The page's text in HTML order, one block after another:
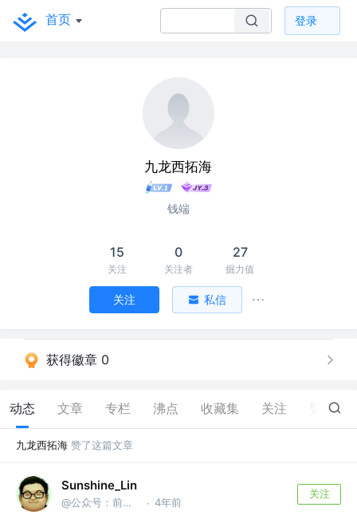
首页 登录
九龙西拓海
钱端
15
关注
0
关注者
27
掘力值
关注 私信
获得徽章 0
动态 文章 专栏 沸点 收藏集 关注 32
九龙西拓海 赞了这篇文章
Sunshine_Lin
@公众号：前端之神 & B站：林三心的挖掘机 · 4年前
关注